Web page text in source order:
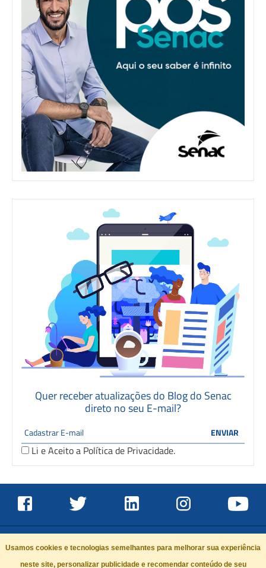
Quer receber atualizações do Blog do Senac
direto no seu E-mail?
Li e Aceito a Política de Privacidade.
Usamos cookies e tecnologias semelhantes para melhorar sua experiência
neste site, personalizar publicidade e recomendar conteúdo de seu
Whatsapp Facebook